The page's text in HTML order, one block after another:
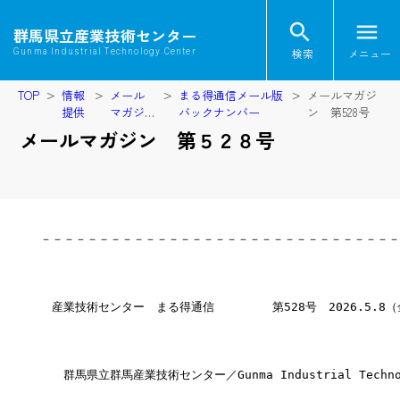
群馬県立産業技術センター
Gunma Industrial Technology Center
search
検索
menu
メニュー
TOP
情報
提供
メール
マガジ
ン
まる得通信メール版
バックナンバー
メールマガジ
ン 第528号
メールマガジン 第５２８号
－－－－－－－－－－－－－－－－－－－－－－－－－－－－－－
産業技術センター　まる得通信　　　　　第528号　2026.5.8（
群馬県立群馬産業技術センター／Gunma Industrial